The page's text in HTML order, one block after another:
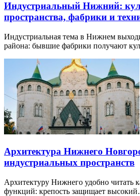
Индустриальный Нижний:
пространства, фабрики и
Индустриальная тема в Нижнем
района: бывшие фабрики получают
Архитектура Нижнего
индустриальных пространств
Архитектуру Нижнего удобно читать
функций: крепость защищает